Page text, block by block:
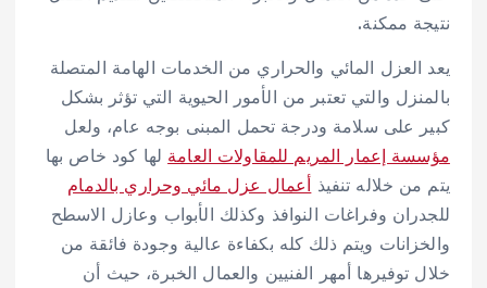
نتيجة ممكنة.
يعد العزل المائي والحراري من الخدمات الهامة المتصلة
بالمنزل والتي تعتبر من الأمور الحيوية التي تؤثر بشكل
كبير على سلامة ودرجة تحمل المبنى بوجه عام، ولعل
مؤسسة إعمار المريم للمقاولات العامة لها كود خاص بها
يتم من خلاله تنفيذ أعمال عزل مائي وحراري بالدمام
للجدران وفراغات النوافذ وكذلك الأبواب وعازل الاسطح
والخزانات ويتم ذلك كله بكفاءة عالية وجودة فائقة من
خلال توفيرها أمهر الفنيين والعمال الخبرة، حيث أن